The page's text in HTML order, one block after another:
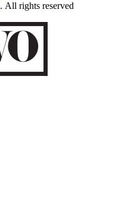
. All rights reserved